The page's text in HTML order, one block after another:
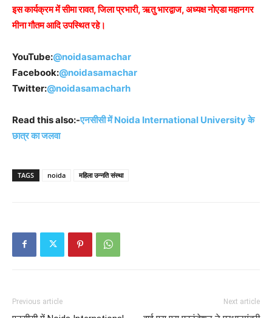
इस कार्यक्रम में सीमा रावत, जिला प्रभारी, ऋतु भारद्वाज, अध्यक्ष नोएडा महानगर
मीना गौतम आदि उपस्थित रहे।
YouTube:@noidasamachar
Facebook:@noidasamachar
Twitter:@noidasamacharh
Read this also:-एनसीसी में Noida International University के
छात्र का जलवा
TAGS noida महिला उन्नति संस्था
Previous article Next article